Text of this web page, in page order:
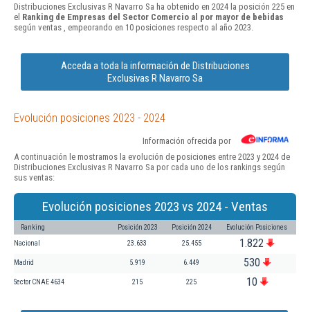
Distribuciones Exclusivas R Navarro Sa ha obtenido en 2024 la posición 225 en
el Ranking de Empresas del Sector Comercio al por mayor de bebidas
según ventas , empeorando en 10 posiciones respecto al año 2023.
Acceda a toda la información de Distribuciones
Exclusivas R Navarro Sa
Evolución posiciones 2023 - 2024
Información ofrecida por
A continuación le mostramos la evolución de posiciones entre 2023 y 2024 de
Distribuciones Exclusivas R Navarro Sa por cada uno de los rankings según
sus ventas:
Evolución posiciones 2023 vs 2024 - Ventas
Ranking Posición 2023 Posición 2024 Evolución Posiciones
Nacional 23.633 25.455 1.822
Madrid 5.919 6.449 530
Sector CNAE 4634 215 225 10